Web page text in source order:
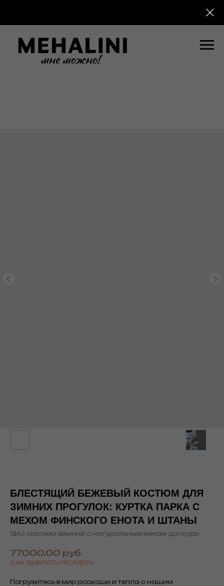
БЛЕСТЯЩИЙ БЕЖЕВЫЙ КОСТЮМ ДЛЯ
ЗИМНИХ ПРОГУЛОК: КУРТКА ПАРКА С
МЕХОМ ФИНСКОГО ЕНОТА И ШТАНЫ
SKU: Костюм зимний с натуральным мехом до груди
77000,00 руб.
КАК ВЫБРАТЬ РАЗМЕР✔
Погрузитесь в мир роскоши и тепла с нашим